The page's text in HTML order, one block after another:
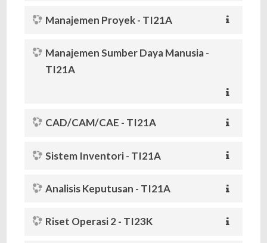
Manajemen Proyek - TI21A
Manajemen Sumber Daya Manusia -
TI21A
CAD/CAM/CAE - TI21A
Sistem Inventori - TI21A
Analisis Keputusan - TI21A
Riset Operasi 2 - TI23K